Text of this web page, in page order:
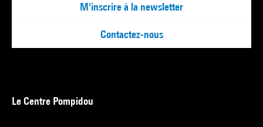
M'inscrire à la newsletter
Contactez-nous
Le Centre Pompidou